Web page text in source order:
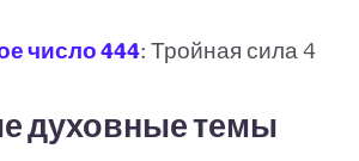
число 444: Тройная сила 4
духовные темы